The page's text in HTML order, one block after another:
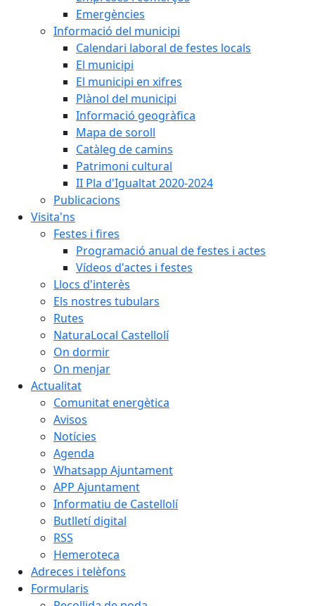
Emergències
Informació del municipi
Calendari laboral de festes locals
El municipi
El municipi en xifres
Plànol del municipi
Informació geogràfica
Mapa de soroll
Catàleg de camins
Patrimoni cultural
II Pla d'Igualtat 2020-2024
Publicacions
Visita'ns
Festes i fires
Programació anual de festes i actes
Vídeos d'actes i festes
Llocs d'interès
Els nostres tubulars
Rutes
NaturaLocal Castellolí
On dormir
On menjar
Actualitat
Comunitat energètica
Avisos
Notícies
Agenda
Whatsapp Ajuntament
APP Ajuntament
Informatiu de Castellolí
Butlletí digital
RSS
Hemeroteca
Adreces i telèfons
Formularis